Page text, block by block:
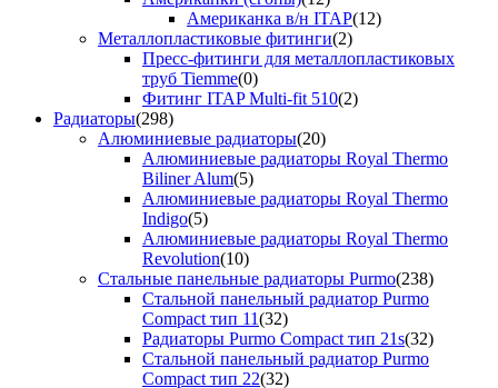
Американка в/н ITAP(12)
Металлопластиковые фитинги(2)
Пресс-фитинги для металлопластиковых
труб Tiemme(0)
Фитинг ITAP Multi-fit 510(2)
Радиаторы(298)
Алюминиевые радиаторы(20)
Алюминиевые радиаторы Royal Thermo
Biliner Alum(5)
Алюминиевые радиаторы Royal Thermo
Indigo(5)
Алюминиевые радиаторы Royal Thermo
Revolution(10)
Стальные панельные радиаторы Purmo(238)
Стальной панельный радиатор Purmo
Compact тип 11(32)
Радиаторы Purmo Compact тип 21s(32)
Стальной панельный радиатор Purmo
Compact тип 22(32)